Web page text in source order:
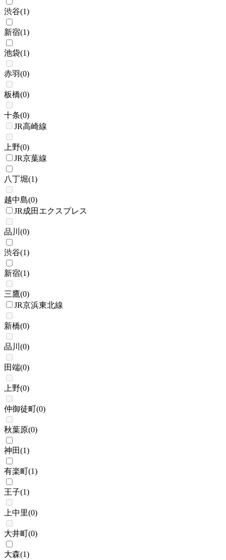
渋谷(1)
新宿(1)
池袋(1)
赤羽(0)
板橋(0)
十条(0)
JR高崎線
上野(0)
JR京葉線
八丁堀(1)
越中島(0)
JR成田エクスプレス
品川 (0)
渋谷(1)
新宿(1)
三鷹(0)
JR京浜東北線
新橋(0)
品川 (0)
田端(0)
上野(0)
仲御徒町(0)
秋葉原(0)
神田(1)
有楽町(1)
王子(1)
上中里(0)
大井町(0)
大森(1)